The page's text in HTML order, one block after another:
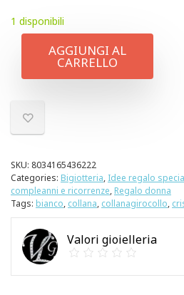
1 disponibili
AGGIUNGI AL
CARRELLO
SKU: 8034165436222
Categories: Bigiotteria, Idee regalo
compleanni e ricorrenze, Regalo donna
Tags: bianco, collana, collanagirocollo,
Valori gioielleria